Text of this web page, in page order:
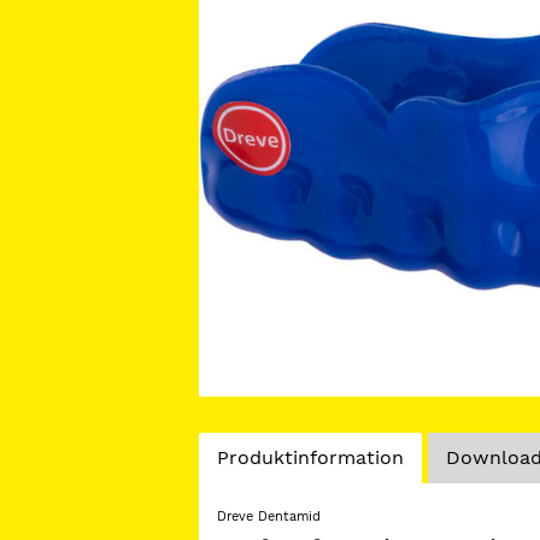
Current
Produktinformation
Dreve Dentamid